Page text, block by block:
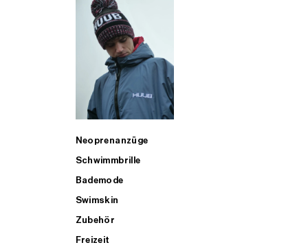
Neoprenanzüge
Schwimmbrille
Bademode
Swimskin
Zubehör
Freizeit